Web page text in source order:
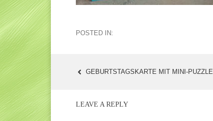
POSTED IN:
POST
GEBURTSTAGSKARTE MIT MINI-PUZZLE
LEAVE A REPLY